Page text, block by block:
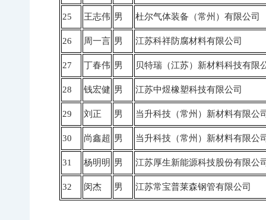
25 王志伟 男 杜尔气体装备（常州）有限公司
26 周一言 男 江苏科祥防腐材料有限公司
27 丁春伟 男 贝特瑞（江苏）新材料科技有限
28 钱宏健 男 江苏中煜橡塑科技有限公司
29 刘正 男 当升科技（常州）新材料有限公
30 尚鑫超 男 当升科技（常州）新材料有限公
31 杨明明 男 江苏厚生新能源科技股份有限公
32 闵杰 男 江苏常宝普莱森钢管有限公司